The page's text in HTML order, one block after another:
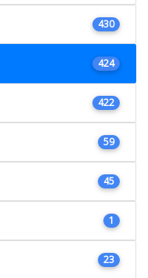
430
424
422
59
45
1
23